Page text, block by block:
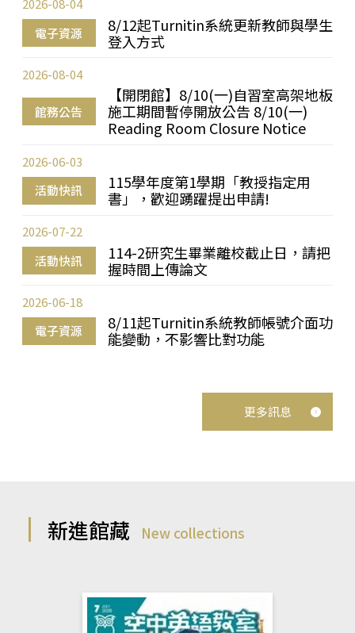
電子資源
8/12起Turnitin系統更新教師與學生
登入方式
2026-08-04
館務公告
【開閉館】8/10(一)自習室高架地板
施工期間暫停開放公告 8/10(一)
Reading Room Closure Notice
2026-08-04
活動快訊
115學年度第1學期「教授指定用
書」，歡迎踴躍提出申請!
2026-06-03
活動快訊
114-2研究生畢業離校截止日，請把
握時間上傳論文
2026-07-22
電子資源
8/11起Turnitin系統教師帳號介面功
能變動，不影響比對功能
2026-06-18
更多訊息
新進館藏 New collections